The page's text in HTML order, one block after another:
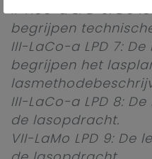
II-Hoe-a LPD 6: De
begrijpen
III-LaCo-a LPD 7:
begrijpen het
III-LaCo-a LPD 8:
de lasopdracht.
VII-LaMo LPD 9: De